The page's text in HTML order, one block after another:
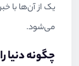
یک از آن‌ها با
می‌شود.
چگونه دنیا